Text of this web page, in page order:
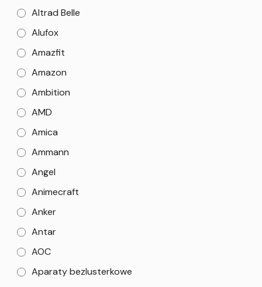
Altrad Belle
Alufox
Amazfit
Amazon
Ambition
AMD
Amica
Ammann
Angel
Animecraft
Anker
Antar
AOC
Aparaty bezlusterkowe